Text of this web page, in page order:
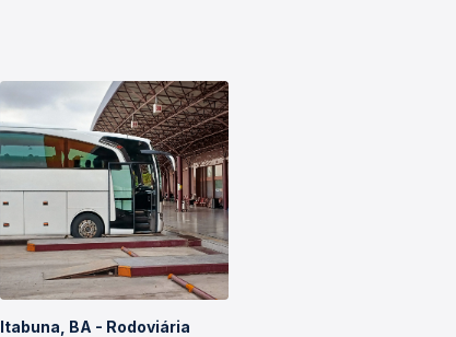
Itabuna, BA - Rodoviária